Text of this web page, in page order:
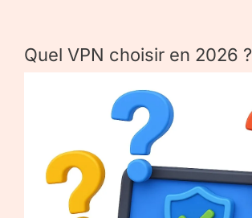
Quel VPN choisir en 2026 ?